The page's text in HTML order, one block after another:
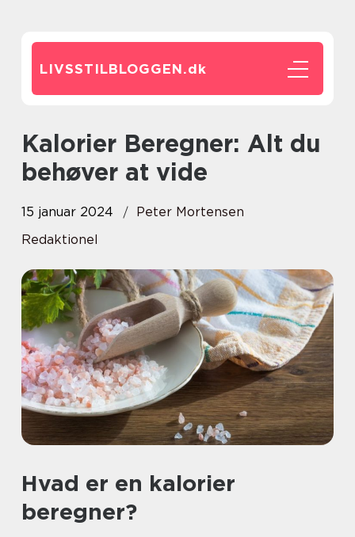
LIVSSTILBLOGGEN.dk
Kalorier Beregner: Alt du
behøver at vide
15 januar 2024
Peter Mortensen
Redaktionel
Hvad er en kalorier
beregner?